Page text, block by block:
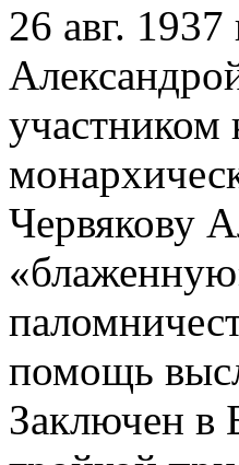
26 авг.
участником
Червякову
помощь
Заключен в